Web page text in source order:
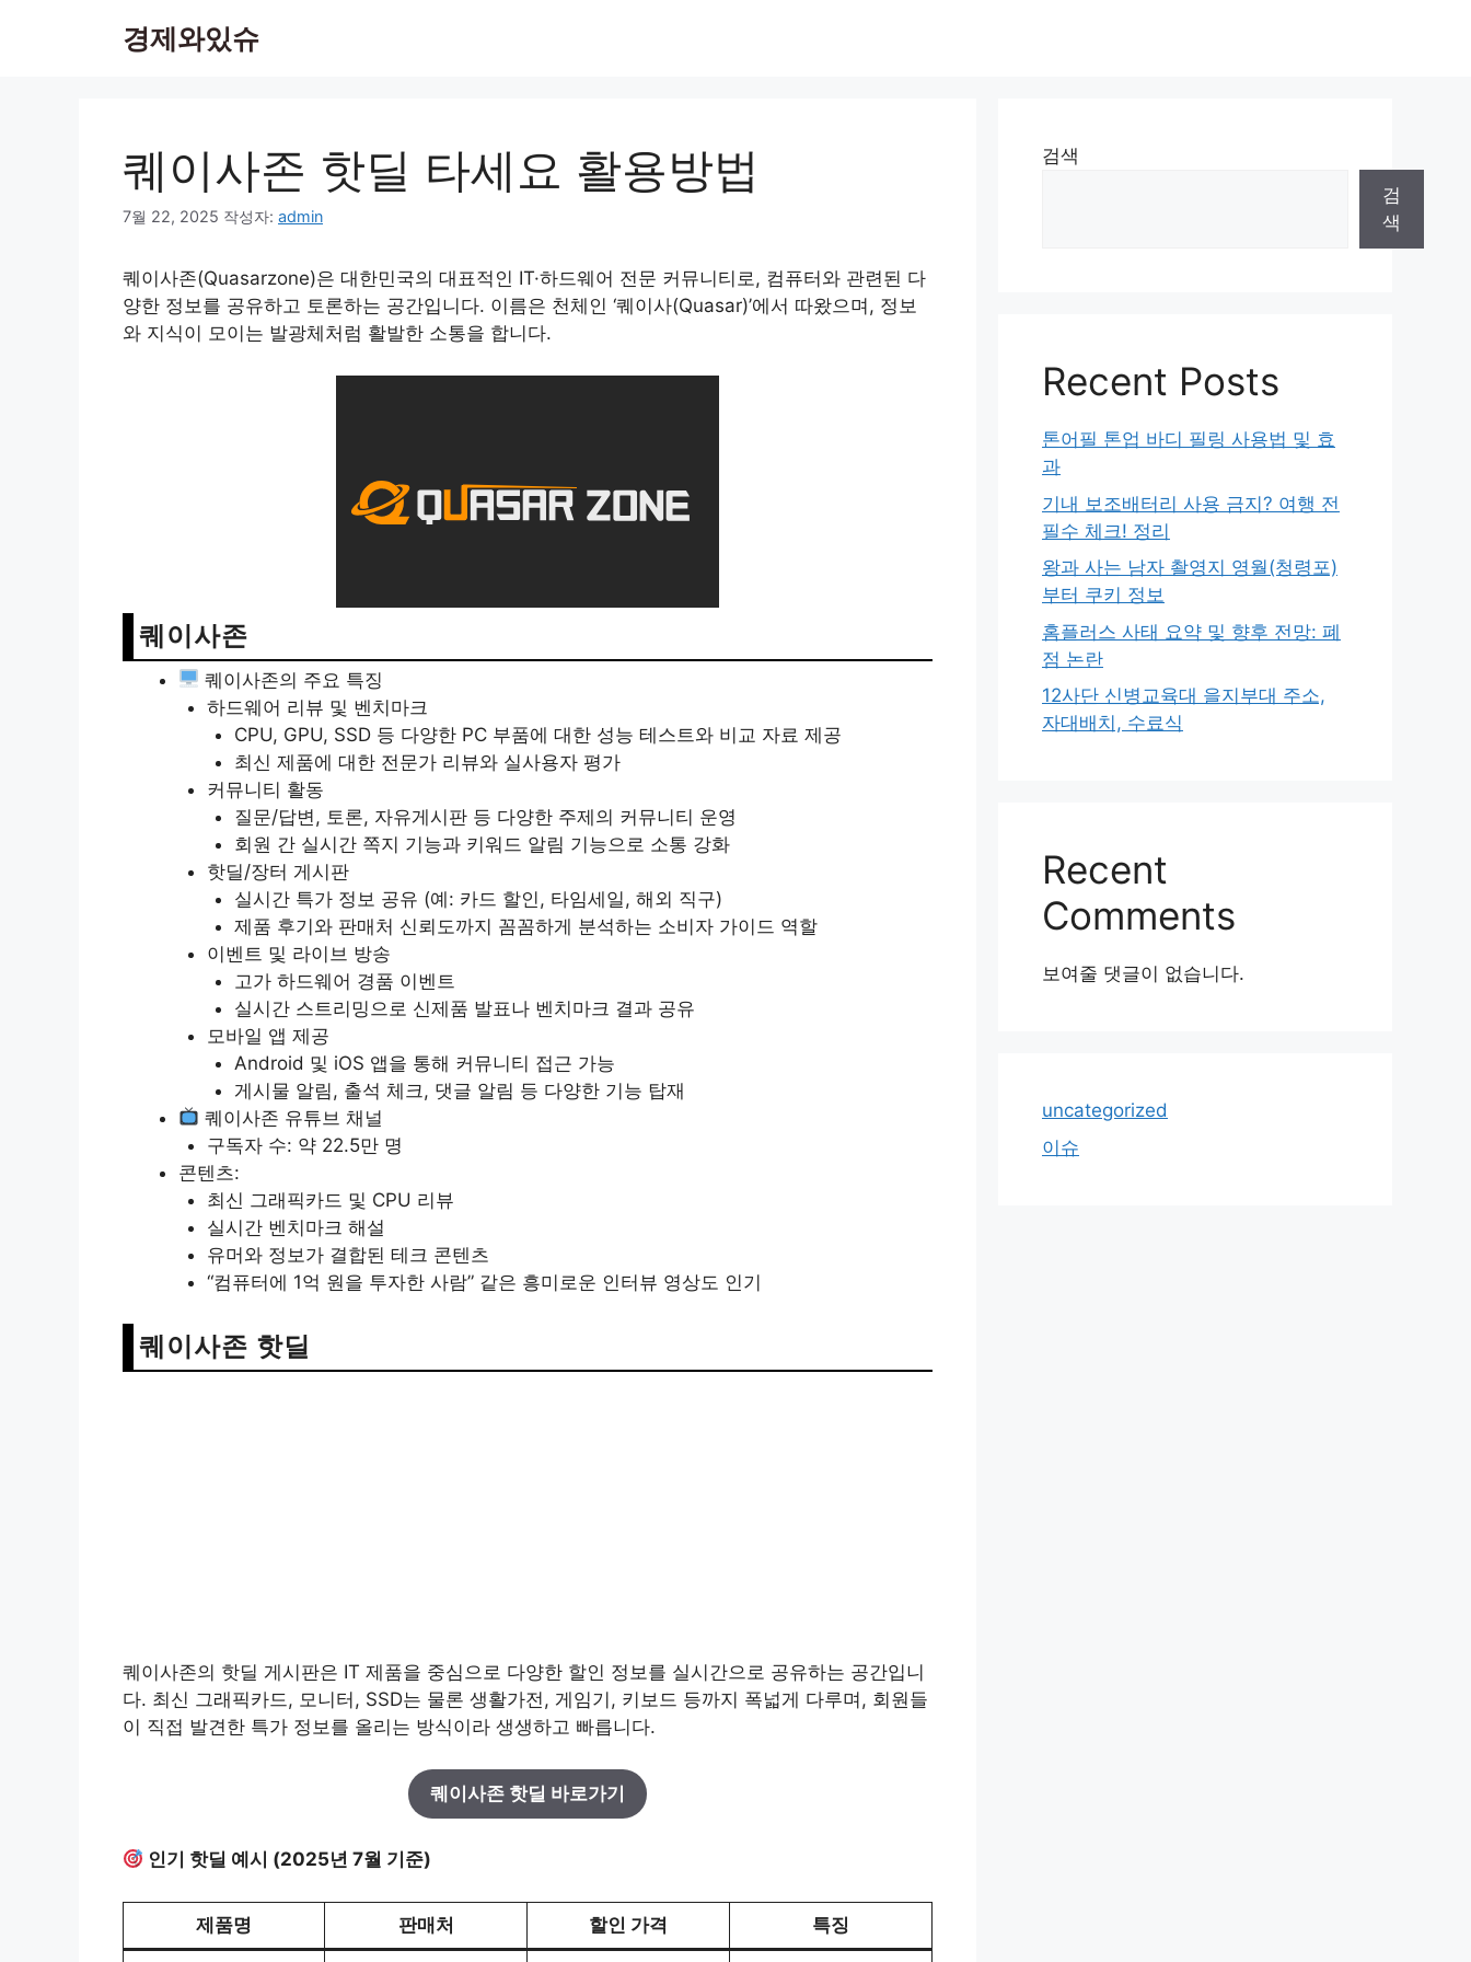
경제와있슈
퀘이사존 핫딜 타세요 활용방법
7월 22, 2025 작성자: admin
퀘이사존(Quasarzone)은 대한민국의 대표적인 IT·하드웨어 전문 커뮤니티로, 컴퓨터와 관련된 다
양한 정보를 공유하고 토론하는 공간입니다. 이름은 천체인 ‘퀘이사(Quasar)’에서 따왔으며, 정보
와 지식이 모이는 발광체처럼 활발한 소통을 합니다.
퀘이사존
퀘이사존의 주요 특징
하드웨어 리뷰 및 벤치마크
CPU, GPU, SSD 등 다양한 PC 부품에 대한 성능 테스트와 비교 자료 제공
최신 제품에 대한 전문가 리뷰와 실사용자 평가
커뮤니티 활동
질문/답변, 토론, 자유게시판 등 다양한 주제의 커뮤니티 운영
회원 간 실시간 쪽지 기능과 키워드 알림 기능으로 소통 강화
핫딜/장터 게시판
실시간 특가 정보 공유 (예: 카드 할인, 타임세일, 해외 직구)
제품 후기와 판매처 신뢰도까지 꼼꼼하게 분석하는 소비자 가이드 역할
이벤트 및 라이브 방송
고가 하드웨어 경품 이벤트
실시간 스트리밍으로 신제품 발표나 벤치마크 결과 공유
모바일 앱 제공
Android 및 iOS 앱을 통해 커뮤니티 접근 가능
게시물 알림, 출석 체크, 댓글 알림 등 다양한 기능 탑재
퀘이사존 유튜브 채널
구독자 수: 약 22.5만 명
콘텐츠:
최신 그래픽카드 및 CPU 리뷰
실시간 벤치마크 해설
유머와 정보가 결합된 테크 콘텐츠
“컴퓨터에 1억 원을 투자한 사람” 같은 흥미로운 인터뷰 영상도 인기
퀘이사존 핫딜
퀘이사존의 핫딜 게시판은 IT 제품을 중심으로 다양한 할인 정보를 실시간으로 공유하는 공간입니
다. 최신 그래픽카드, 모니터, SSD는 물론 생활가전, 게임기, 키보드 등까지 폭넓게 다루며, 회원들
이 직접 발견한 특가 정보를 올리는 방식이라 생생하고 빠릅니다.
퀘이사존 핫딜 바로가기
인기 핫딜 예시 (2025년 7월 기준)
제품명 판매처 할인 가격 특징
검색
검
색
Recent Posts
톤어필 톤업 바디 필링 사용법 및 효
과
기내 보조배터리 사용 금지? 여행 전
필수 체크! 정리
왕과 사는 남자 촬영지 영월(청령포)
부터 쿠키 정보
홈플러스 사태 요약 및 향후 전망: 폐
점 논란
12사단 신병교육대 을지부대 주소,
자대배치, 수료식
Recent
Comments
보여줄 댓글이 없습니다.
uncategorized
이슈